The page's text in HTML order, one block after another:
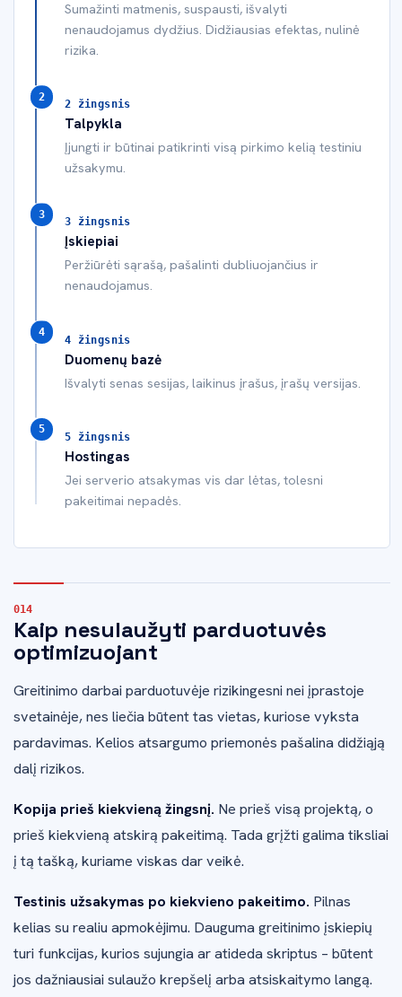
Sumažinti matmenis, suspausti, išvalyti
nenaudojamus dydžius. Didžiausias efektas, nulinė
rizika.
2 žingsnis
Talpykla
Įjungti ir būtinai patikrinti visą pirkimo kelią testiniu
užsakymu.
3 žingsnis
Įskiepiai
Peržiūrėti sąrašą, pašalinti dubliuojančius ir
nenaudojamus.
4 žingsnis
Duomenų bazė
Išvalyti senas sesijas, laikinus įrašus, įrašų versijas.
5 žingsnis
Hostingas
Jei serverio atsakymas vis dar lėtas, tolesni
pakeitimai nepadės.
Kaip nesulaužyti parduotuvės
optimizuojant
Greitinimo darbai parduotuvėje rizikingesni nei įprastoje
svetainėje, nes liečia būtent tas vietas, kuriose vyksta
pardavimas. Kelios atsargumo priemonės pašalina didžiąją
dalį rizikos.
Kopija prieš kiekvieną žingsnį. Ne prieš visą projektą, o
prieš kiekvieną atskirą pakeitimą. Tada grįžti galima tiksliai
į tą tašką, kuriame viskas dar veikė.
Testinis užsakymas po kiekvieno pakeitimo. Pilnas
kelias su realiu apmokėjimu. Dauguma greitinimo įskiepių
turi funkcijas, kurios sujungia ar atideda skriptus – būtent
jos dažniausiai sulaužo krepšelį arba atsiskaitymo langą.